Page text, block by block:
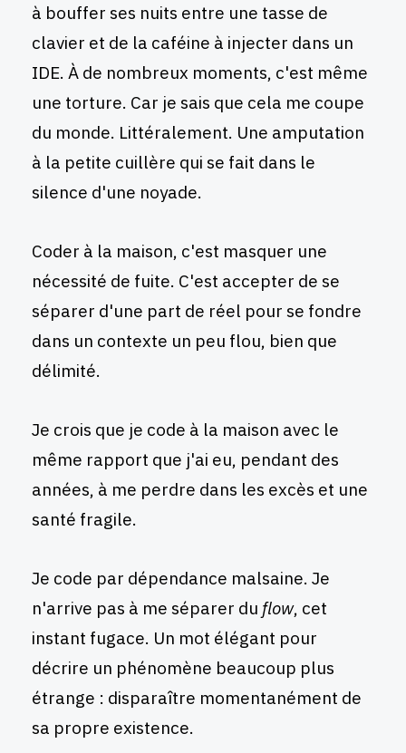
à bouffer ses nuits entre une tasse de
clavier et de la caféine à injecter dans un
IDE. À de nombreux moments, c'est même
une torture. Car je sais que cela me coupe
du monde. Littéralement. Une amputation
à la petite cuillère qui se fait dans le
silence d'une noyade.
Coder à la maison, c'est masquer une
nécessité de fuite. C'est accepter de se
séparer d'une part de réel pour se fondre
dans un contexte un peu flou, bien que
délimité.
Je crois que je code à la maison avec le
même rapport que j'ai eu, pendant des
années, à me perdre dans les excès et une
santé fragile.
Je code par dépendance malsaine. Je
n'arrive pas à me séparer du flow, cet
instant fugace. Un mot élégant pour
décrire un phénomène beaucoup plus
étrange : disparaître momentanément de
sa propre existence.